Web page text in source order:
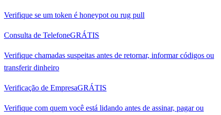
Verifique se um token é honeypot ou rug pull
Consulta de TelefoneGRÁTIS
Verifique chamadas suspeitas antes de retornar, informar códigos ou
transferir dinheiro
Verificação de EmpresaGRÁTIS
Verifique com quem você está lidando antes de assinar, pagar ou